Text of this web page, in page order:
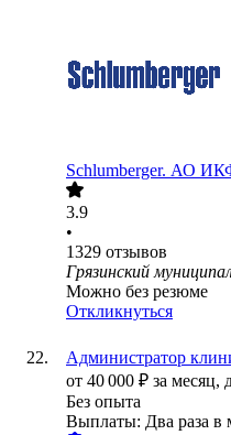
Schlumberger. АО
3.9
•
1329 отзывов
Грязинский
Можно без резюме
Откликнуться
Администратор
от 40 000 ₽ за месяц,
Без опыта
Выплаты: Два раза в